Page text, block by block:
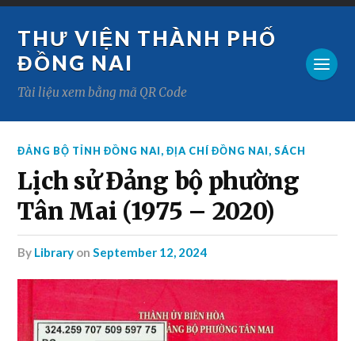
THƯ VIỆN THÀNH PHỐ
ĐỒNG NAI
Tài liệu xem bằng mã QR Code
ĐẢNG BỘ TỈNH ĐỒNG NAI,ĐỊA CHÍ ĐỒNG NAI,SÁCH
Lịch sử Đảng bộ phường
Tân Mai (1975 – 2020)
by Library onSeptember 12, 2024